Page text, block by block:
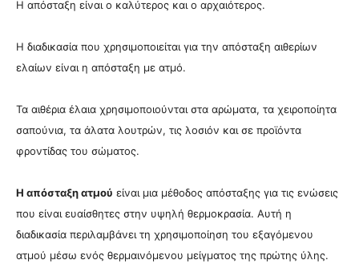
Η απόσταξη είναι ο καλύτερος και ο αρχαιότερος.
Η διαδικασία που χρησιμοποιείται για την απόσταξη αιθερίων
ελαίων είναι η απόσταξη με ατμό.
Τα αιθέρια έλαια χρησιμοποιούνται στα αρώματα, τα χειροποίητα
σαπούνια, τα άλατα λουτρών, τις λοσιόν και σε προϊόντα
φροντίδας του σώματος.
Η απόσταξη ατμού είναι μια μέθοδος απόσταξης για τις ενώσεις
που είναι ευαίσθητες στην υψηλή θερμοκρασία. Αυτή η
διαδικασία περιλαμβάνει τη χρησιμοποίηση του εξαγόμενου
ατμού μέσω ενός θερμαινόμενου μείγματος της πρώτης ύλης.